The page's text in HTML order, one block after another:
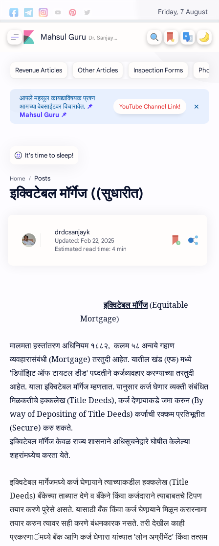
Friday, 7 August
Mahsul Guru
आपले महसूल कायद्याविषयक प्रश्न
आमच्या वेबसाईटवर विचारावेत. 📌
Mahsul Guru 📌
YouTube Channel Link!
Home Posts
इक्विटेबल मॉर्गेज ((सुधारीत)
Estimated read time: 4 min
इक्विटेबल मॉर्गेज (Equitable
Mortgage)
मालमता हस्तांतरण अधिनियम१८८२, कलम ५८ अन्‍वयेगहाण
व्यवहारासंबंधी (Mortgage) तरतुदी आहेत. यातील खंड (एफ) मध्ये
'डिपॉझिट ऑफ टायटल डीड'पध्दतीने कर्जव्यवहार करण्याच्या तरतुदी
आहेत.यालाइक्विटेबल मॉर्गेज म्हणतात. यानुसार कर्ज घेणार व्यक्ती संबंधित
मिळकतीचे हक्कलेख (Title Deeds), कर्ज देणार्‍याकडेजमा करुन(By
way of Depositing of Title Deeds) कर्जाची रक्कम प्रतिभूतीत
(Secure) करु शकते.
इक्विटेबल मॉर्गेज केवळ राज्य शासनाने अधिसूचनेद्वारेघोषीत केलेल्‍या
शहरांमध्येचकरता येते.
इक्विटेबल मार्गेजमध्‍येकर्ज घेणार्‍यानेत्याच्‍याकडील हक्कलेख(Title
Deeds) बँकेच्या ताब्यात देणे व बँकेने किंवा कर्जदाराने त्याबाबतचे टिपण
तयार करणे पुरेसे असते.यासाठी बँक किंवाकर्ज घेणार्‍यानेमिळून करारनामा
तयार करुन त्यावर सही करणे बंधनकारक नसते. तरी देखील काही
प्रकरणांमध्येबँक आणिकर्ज घेणारा यांच्‍यात'लोन अग्रीमेंट'किंवा तत्सम